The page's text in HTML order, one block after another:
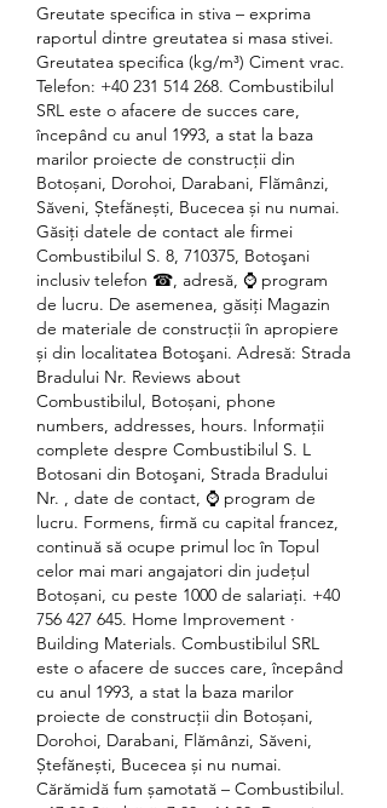
Greutate specifica in stiva – exprima
raportul dintre greutatea si masa stivei.
Greutatea specifica (kg/m³) Ciment vrac.
Telefon: +40 231 514 268. Combustibilul
SRL este o afacere de succes care,
începând cu anul 1993, a stat la baza
marilor proiecte de construcții din
Botoșani, Dorohoi, Darabani, Flămânzi,
Săveni, Ștefănești, Bucecea și nu numai.
Găsiți datele de contact ale firmei
Combustibilul S. 8, 710375, Botoşani
inclusiv telefon ☎, adresă, ⌚ program
de lucru. De asemenea, găsiți Magazin
de materiale de construcţii în apropiere
și din localitatea Botoşani. Adresă: Strada
Bradului Nr. Reviews about
Combustibilul, Botoșani, phone
numbers, addresses, hours. Informaţii
complete despre Combustibilul S. L
Botosani din Botoşani, Strada Bradului
Nr. , date de contact, ⌚ program de
lucru. Formens, firmă cu capital francez,
continuă să ocupe primul loc în Topul
celor mai mari angajatori din județul
Botoșani, cu peste 1000 de salariați. +40
756 427 645. Home Improvement ·
Building Materials. Combustibilul SRL
este o afacere de succes care, începând
cu anul 1993, a stat la baza marilor
proiecte de construcții din Botoșani,
Dorohoi, Darabani, Flămânzi, Săveni,
Ștefănești, Bucecea și nu numai.
Cărămidă fum șamotată – Combustibilul.